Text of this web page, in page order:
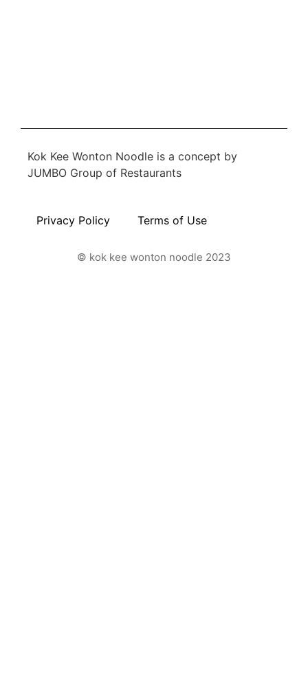
Kok Kee Wonton Noodle is a concept by
JUMBO Group of Restaurants
Privacy Policy Terms of Use
© kok kee wonton noodle 2023